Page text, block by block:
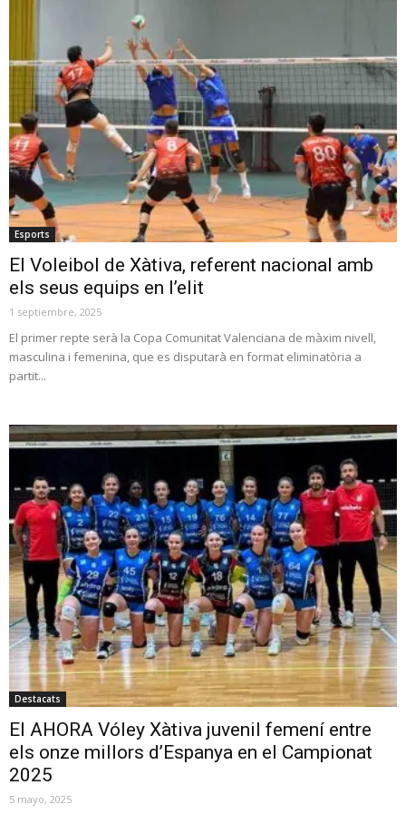
Esports
El Voleibol de Xàtiva, referent nacional amb
els seus equips en l’elit
1 septiembre, 2025
El primer repte serà la Copa Comunitat Valenciana de màxim nivell,
masculina i femenina, que es disputarà en format eliminatòria a
partit...
Destacats
El AHORA Vóley Xàtiva juvenil femení entre
els onze millors d’Espanya en el Campionat
2025
5 mayo, 2025